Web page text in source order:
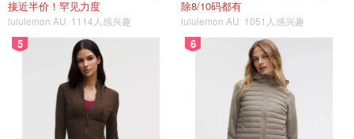
接近半价！罕见力度
lululemon AU 1114人感兴趣
除8/10码都有
lululemon AU 1051人感兴趣
5 6